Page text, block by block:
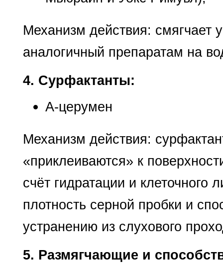
Механизм действия: смягчает
аналогичный препаратам на
4. Сурфактанты:
А-церумен
Механизм действия:
«приклеиваются» к
счёт гидратации и
плотность серной пробки и
устранению из слухового
5. Размягчающие и